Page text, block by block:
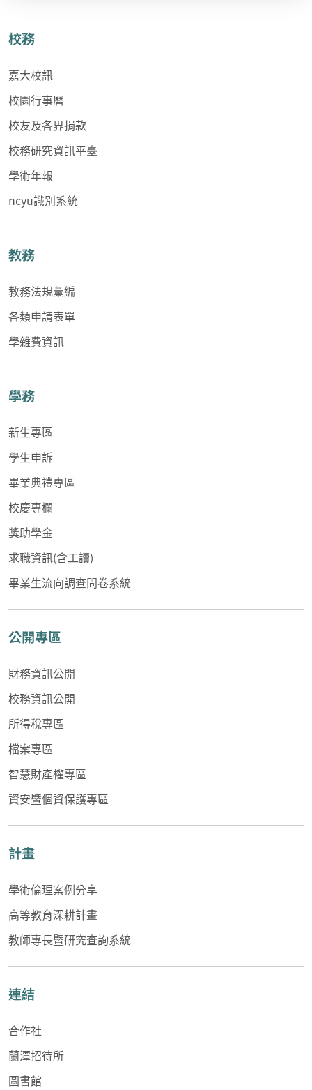
校務
嘉大校訊
校園行事曆
校友及各界捐款
校務研究資訊平臺
學術年報
ncyu識別系統
教務
教務法規彙編
各類申請表單
學雜費資訊
學務
新生專區
學生申訴
畢業典禮專區
校慶專欄
獎助學金
求職資訊(含工讀)
畢業生流向調查問卷系統
公開專區
財務資訊公開
校務資訊公開
所得稅專區
檔案專區
智慧財產權專區
資安暨個資保護專區
計畫
學術倫理案例分享
高等教育深耕計畫
教師專長暨研究查詢系統
連結
合作社
蘭潭招待所
圖書館